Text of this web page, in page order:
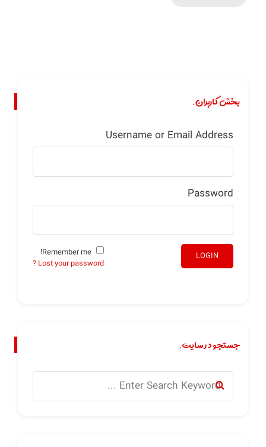
بخش کاربران.
Username or Email Address
Password
LOGIN
Lost your password ?
جستجو در سایت.